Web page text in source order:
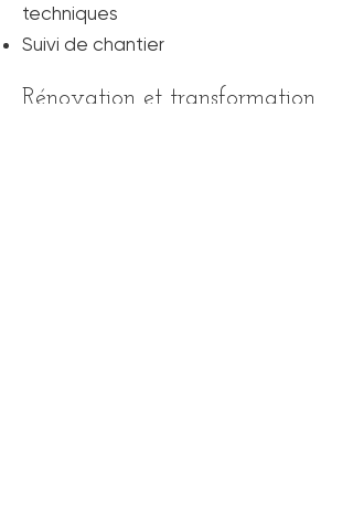
techniques
Suivi de chantier
Rénovation et transformation